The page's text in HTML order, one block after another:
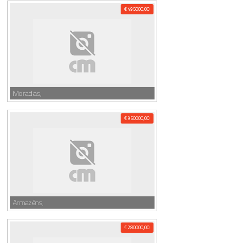
€ 495000,00
Moradias,
€ 950000,00
Armazéns,
€ 280000,00